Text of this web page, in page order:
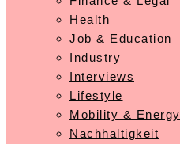
Health
Job & Education
Industry
Interviews
Lifestyle
Mobility & Energy
Nachhaltigkeit